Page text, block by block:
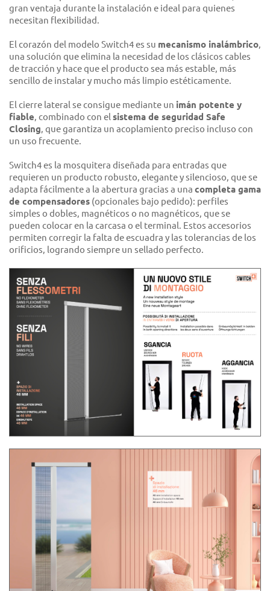
gran ventaja durante la instalación e ideal para quienes
necesitan flexibilidad.
El corazón del modelo Switch4 es su mecanismo inalámbrico,
una solución que elimina la necesidad de los clásicos cables
de tracción y hace que el producto sea más estable, más
sencillo de instalar y mucho más limpio estéticamente.
El cierre lateral se consigue mediante un imán potente y
fiable, combinado con el sistema de seguridad Safe
Closing, que garantiza un acoplamiento preciso incluso con
un uso frecuente.
Switch4 es la mosquitera diseñada para entradas que
requieren un producto robusto, elegante y silencioso, que se
adapta fácilmente a la abertura gracias a una completa gama
de compensadores (opcionales bajo pedido): perfiles
simples o dobles, magnéticos o no magnéticos, que se
pueden colocar en la carcasa o el terminal. Estos accesorios
permiten corregir la falta de escuadra y las tolerancias de los
orificios, logrando siempre un sellado perfecto.